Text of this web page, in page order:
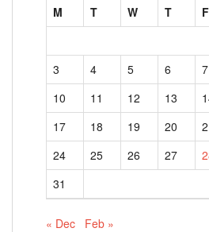
M
T W T F
3
4 5 6 7
10
11 12 13
17
18 19 20
24
25 26 27
31
« Dec Feb »